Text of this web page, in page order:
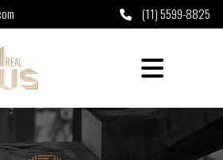
(11) 5599-8825
na cidade de São Paulo -